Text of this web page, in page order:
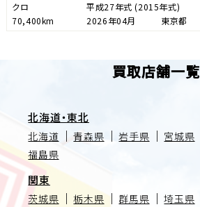
クロ 平成27年式(2015年式)
70,400km
2026年04月 東京都
買取店舗一覧
北海道・東北
北海道 青森県 岩手県 宮城県
福島県
関東
茨城県 栃木県 群馬県 埼玉県